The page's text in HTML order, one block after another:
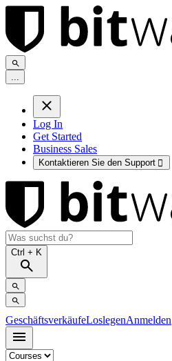
...
Log In
Get Started
Business Sales
Kontaktieren Sie den Support 
Ctrl + K
GeschäftsverkäufeLoslegenAnmelden